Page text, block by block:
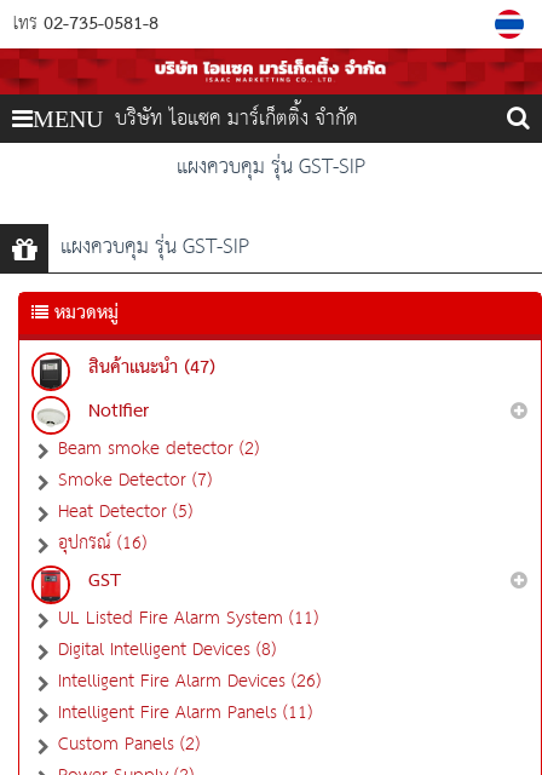
โทร 02-735-0581-8
MENU บริษัท ไอแซค มาร์เก็ตติ้ง จำกัด
แผงควบคุม รุ่น GST-SIP
แผงควบคุม รุ่น GST-SIP
หมวดหมู่
สินค้าแนะนำ (47)
Notifier
Beam smoke detector (2)
Smoke Detector (7)
Heat Detector (5)
อุปกรณ์ (16)
GST
UL Listed Fire Alarm System (11)
Digital Intelligent Devices (8)
Intelligent Fire Alarm Devices (26)
Intelligent Fire Alarm Panels (11)
Custom Panels (2)